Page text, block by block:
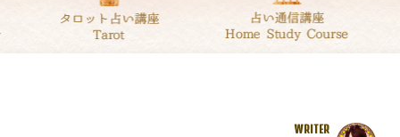
WRITER